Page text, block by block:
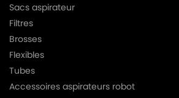
LG-
GOLDSTAR
LG-
GOLDSTAR
LG-
LG-GOLDSTAR TURBO
Sacs aspirateur
Filtres
Brosses
Flexibles
Tubes
Accessoires aspirateurs robot